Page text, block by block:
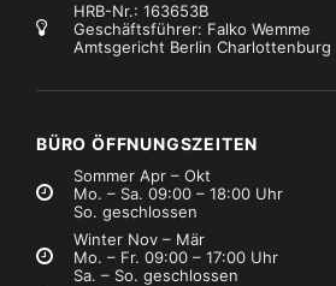
MwSt.)
Spiegelkugeln
(zzgl. MwSt.)
HRB-Nr.: 163653B
Geschäftsführer: Falko Wemme
Amtsgericht Berlin Charlottenburg
BÜRO ÖFFNUNGSZEITEN
Sommer Apr – Okt
Mo. – Sa. 09:00 – 18:00 Uhr
So. geschlossen
Winter Nov – Mär
Mo. – Fr. 09:00 – 17:00 Uhr
Sa. – So. geschlossen